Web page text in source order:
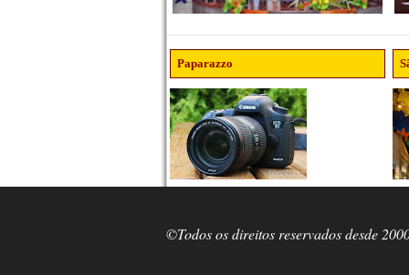
Paparazzo
©Todos os direitos reservados desde